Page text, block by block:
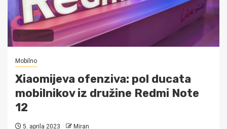
2 min read
Mobilno
Xiaomijeva ofenziva: pol ducata
mobilnikov iz družine Redmi Note
12
5. aprila 2023 Miran